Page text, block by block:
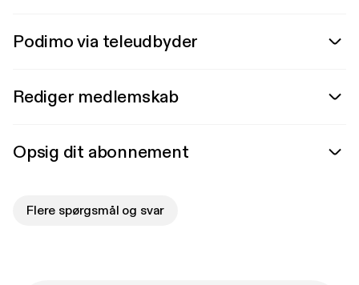
Podimo via teleudbyder
Rediger medlemskab
Opsig dit abonnement
Flere spørgsmål og svar